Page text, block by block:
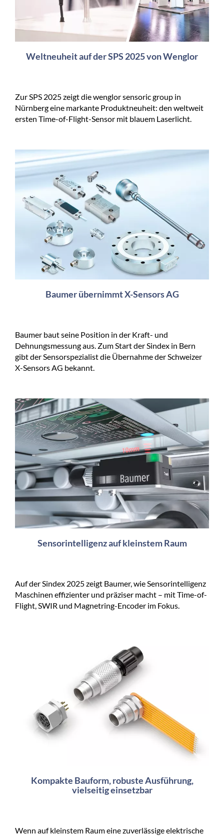
Weltneuheit auf der SPS 2025 von Wenglor
Zur SPS 2025 zeigt die wenglor sensoric group in
Nürnberg eine markante Produktneuheit: den weltweit
ersten Time-of-Flight-Sensor mit blauem Laserlicht.
Baumer übernimmt X-Sensors AG
Baumer baut seine Position in der Kraft- und
Dehnungsmessung aus. Zum Start der Sindex in Bern
gibt der Sensorspezialist die Übernahme der Schweizer
X-Sensors AG bekannt.
Sensorintelligenz auf kleinstem Raum
Auf der Sindex 2025 zeigt Baumer, wie Sensorintelligenz
Maschinen effizienter und präziser macht – mit Time-of-
Flight, SWIR und Magnetring-Encoder im Fokus.
Kompakte Bauform, robuste Ausführung,
vielseitig einsetzbar
Wenn auf kleinstem Raum eine zuverlässige elektrische